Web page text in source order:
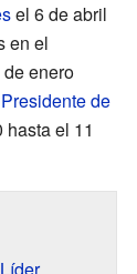
el 6 de abril
en el
enero
Presidente de
el 11